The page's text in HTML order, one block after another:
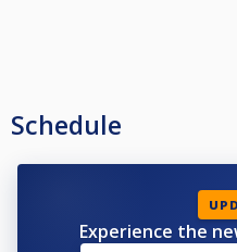
Schedule
Experience the